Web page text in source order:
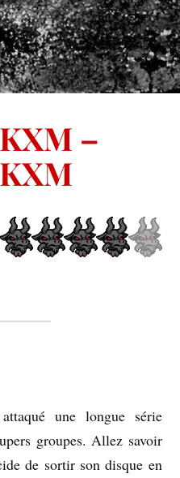
KXM –
KXM
une longue série
groupes. Allez savoir
de sortir son disque en